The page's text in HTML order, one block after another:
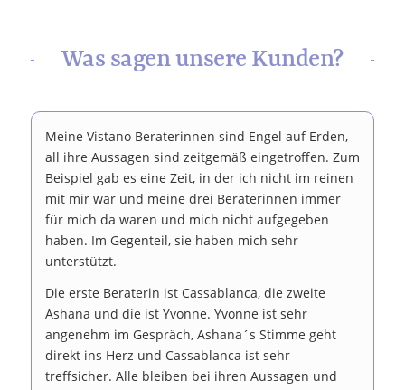
Was sagen unsere Kunden?
Meine Vistano Beraterinnen sind Engel auf Erden,
all ihre Aussagen sind zeitgemäß eingetroffen. Zum
Beispiel gab es eine Zeit, in der ich nicht im reinen
mit mir war und meine drei Beraterinnen immer
für mich da waren und mich nicht aufgegeben
haben. Im Gegenteil, sie haben mich sehr
unterstützt.
Die erste Beraterin ist Cassablanca, die zweite
Ashana und die ist Yvonne. Yvonne ist sehr
angenehm im Gespräch, Ashana´s Stimme geht
direkt ins Herz und Cassablanca ist sehr
treffsicher. Alle bleiben bei ihren Aussagen und